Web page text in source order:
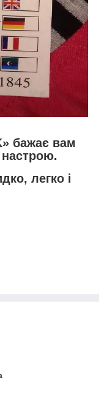
бажає вам
настрою.
легко і